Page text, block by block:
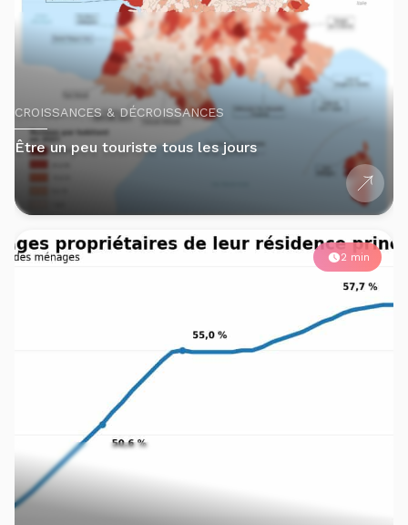
CROISSANCES & DÉCROISSANCES
Être un peu touriste tous les jours
2 min